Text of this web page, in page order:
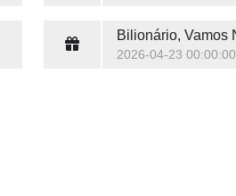
2026-04-23 00:00:00